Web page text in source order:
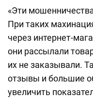
«Эти
При таких
через интернет-
они рассылали
их не заказывали.
отзывы и большие
увеличить